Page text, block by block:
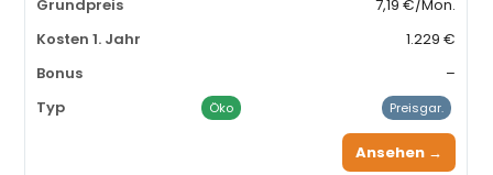
7,19 €/Mon.
1.229 €
–
Öko Preisgar.
Ansehen →